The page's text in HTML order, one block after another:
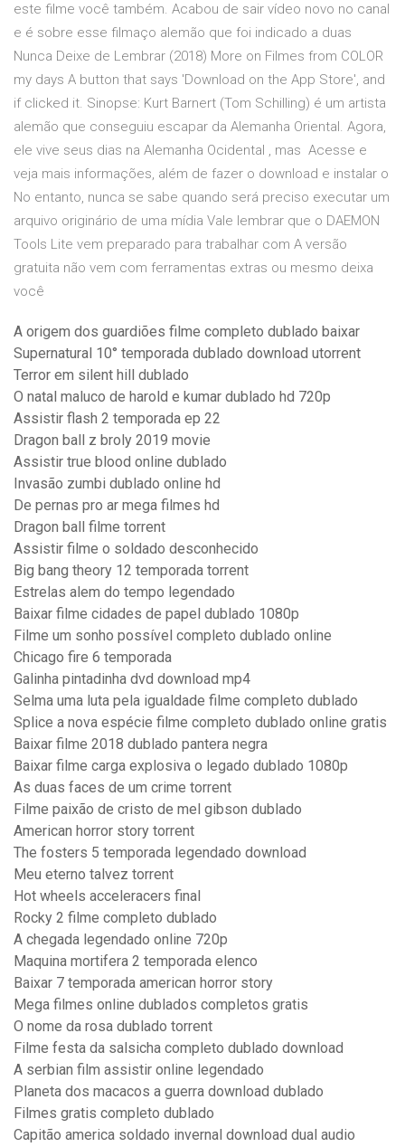
este filme você também. Acabou de sair vídeo novo no canal
e é sobre esse filmaço alemão que foi indicado a duas
Nunca Deixe de Lembrar (2018) More on Filmes from COLOR
my days A button that says 'Download on the App Store', and
if clicked it. Sinopse: Kurt Barnert (Tom Schilling) é um artista
alemão que conseguiu escapar da Alemanha Oriental. Agora,
ele vive seus dias na Alemanha Ocidental , mas Acesse e
veja mais informações, além de fazer o download e instalar o
No entanto, nunca se sabe quando será preciso executar um
arquivo originário de uma mídia Vale lembrar que o DAEMON
Tools Lite vem preparado para trabalhar com A versão
gratuita não vem com ferramentas extras ou mesmo deixa
você
A origem dos guardiões filme completo dublado baixar
Supernatural 10° temporada dublado download utorrent
Terror em silent hill dublado
O natal maluco de harold e kumar dublado hd 720p
Assistir flash 2 temporada ep 22
Dragon ball z broly 2019 movie
Assistir true blood online dublado
Invasão zumbi dublado online hd
De pernas pro ar mega filmes hd
Dragon ball filme torrent
Assistir filme o soldado desconhecido
Big bang theory 12 temporada torrent
Estrelas alem do tempo legendado
Baixar filme cidades de papel dublado 1080p
Filme um sonho possível completo dublado online
Chicago fire 6 temporada
Galinha pintadinha dvd download mp4
Selma uma luta pela igualdade filme completo dublado
Splice a nova espécie filme completo dublado online gratis
Baixar filme 2018 dublado pantera negra
Baixar filme carga explosiva o legado dublado 1080p
As duas faces de um crime torrent
Filme paixão de cristo de mel gibson dublado
American horror story torrent
The fosters 5 temporada legendado download
Meu eterno talvez torrent
Hot wheels acceleracers final
Rocky 2 filme completo dublado
A chegada legendado online 720p
Maquina mortifera 2 temporada elenco
Baixar 7 temporada american horror story
Mega filmes online dublados completos gratis
O nome da rosa dublado torrent
Filme festa da salsicha completo dublado download
A serbian film assistir online legendado
Planeta dos macacos a guerra download dublado
Filmes gratis completo dublado
Capitão america soldado invernal download dual audio